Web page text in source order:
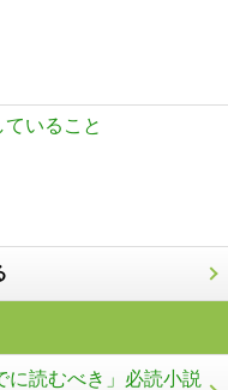
いること
に読むべき」必読小説